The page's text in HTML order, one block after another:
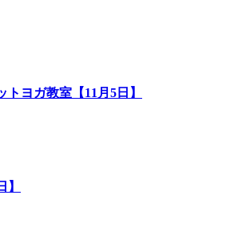
ヨガ教室【11月5日】